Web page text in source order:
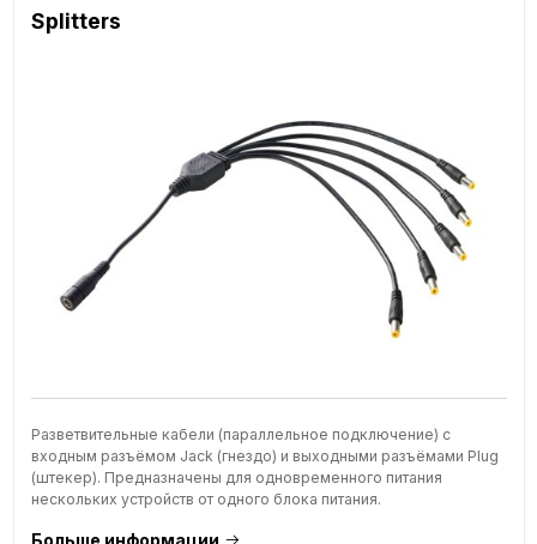
Splitters
Разветвительные кабели (параллельное подключение) с
входным разъёмом Jack (гнездо) и выходными разъёмами Plug
(штекер). Предназначены для одновременного питания
нескольких устройств от одного блока питания.
Больше информации